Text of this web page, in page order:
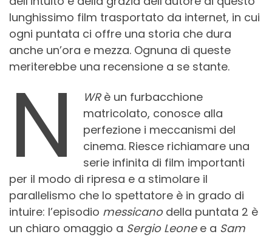
lunghissimo film trasportato da internet, in cui
ogni puntata ci offre una storia che dura
anche un’ora e mezza. Ognuna di queste
meriterebbe una recensione a se stante.
N WR è un furbacchione
matricolato, conosce alla
perfezione i meccanismi del
cinema. Riesce richiamare una
serie infinita di film importanti
per il modo di ripresa e a stimolare il
parallelismo che lo spettatore è in grado di
intuire: l’episodio messicanodella puntata 2 è
un chiaro omaggio a Sergio Leonee a Sam